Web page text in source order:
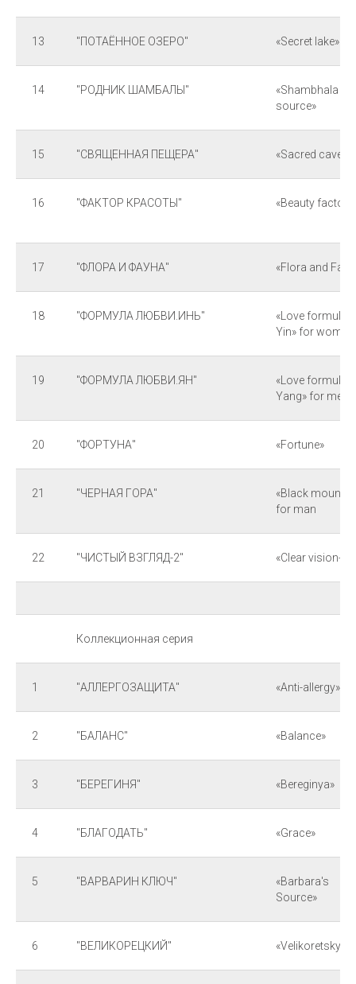
13 "ПОТАЁННОЕ ОЗЕРО" «Secret lake»
14 "РОДНИК ШАМБАЛЫ"
«Shambhala
source»
15 "СВЯЩЕННАЯ ПЕЩЕРА" «Sacred cave»
16 "ФАКТОР КРАСОТЫ" «Beauty factor»
17 "ФЛОРА И ФАУНА" «Flora and
18 "ФОРМУЛА ЛЮБВИ.ИНЬ"
«Love formula
Yin» for women
19 "ФОРМУЛА ЛЮБВИ.ЯН"
«Love formula
Yang» for men
20 "ФОРТУНА" «Fortune»
21 "ЧЕРНАЯ ГОРА"
«Black
for man
22 "ЧИСТЫЙ ВЗГЛЯД-2" «Clear vision-2»
Коллекционная серия
1 "АЛЛЕРГОЗАЩИТА" «Anti-allergy»
2 "БАЛАНС" «Balance»
3 "БЕРЕГИНЯ" «Bereginya»
4 "БЛАГОДАТЬ" «Grace»
5 "ВАРВАРИН КЛЮЧ"
«Barbara's
Source»
6 "ВЕЛИКОРЕЦКИЙ" «Velikoretsky»